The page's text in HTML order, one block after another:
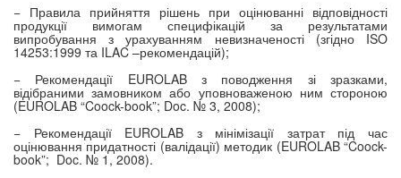
− Правила прийняття рішень при оцінюванні відповідності
продукції вимогам специфікацій за результатами
випробування з урахуванням невизначеності (згідно ISO
14253:1999 та ILAC –рекомендацій);
− Рекомендації EUROLAB з поводження зі зразками,
відібраними замовником або уповноваженою ним стороною
(EUROLAB “Coock-book”; Doc. № 3, 2008);
− Рекомендації EUROLAB з мінімізації затрат під час
оцінювання придатності (валідації) методик (EUROLAB “Coock-
book”; Doc. № 1, 2008).